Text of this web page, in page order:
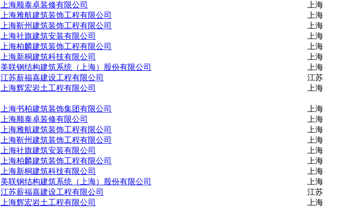
上海顺泰卓装修有限公司
上海
上海雅航建筑装饰工程有限公司
上海
上海靳州建筑装饰工程有限公司
上海
上海社旗建筑安装有限公司
上海
上海柏麟建筑装饰工程有限公司
上海
上海新桐建筑科技有限公司
上海
美联钢结构建筑系统（上海）股份有限公司
上海
江苏薪福嘉建设工程有限公司
江苏
上海辉宏岩土工程有限公司
上海
上海书柏建筑装饰集团有限公司
上海
上海顺泰卓装修有限公司
上海
上海雅航建筑装饰工程有限公司
上海
上海靳州建筑装饰工程有限公司
上海
上海社旗建筑安装有限公司
上海
上海柏麟建筑装饰工程有限公司
上海
上海新桐建筑科技有限公司
上海
美联钢结构建筑系统（上海）股份有限公司
上海
江苏薪福嘉建设工程有限公司
江苏
上海辉宏岩土工程有限公司 上海